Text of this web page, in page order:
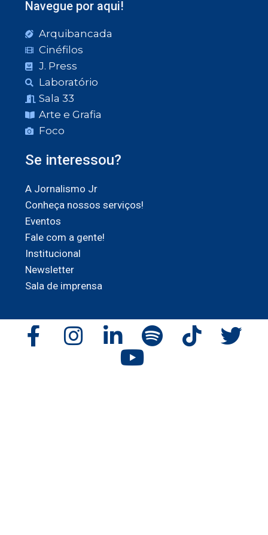
Navegue por aqui!
Arquibancada
Cinéfilos
J. Press
Laboratório
Sala 33
Arte e Grafia
Foco
Se interessou?
A Jornalismo Jr
Conheça nossos serviços!
Eventos
Fale com a gente!
Institucional
Newsletter
Sala de imprensa